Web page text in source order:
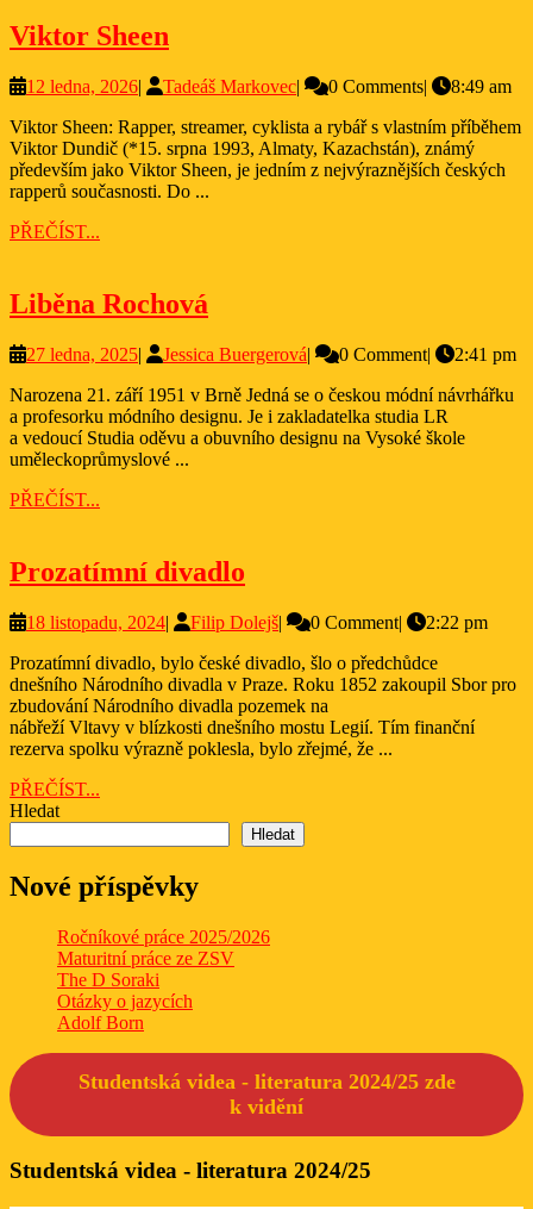
Viktor Sheen
12 ledna, 202612
2026
| Tadeáš MarkovecTadeáš
| 0 Comments|
8:49 am
Viktor Sheen: Rapper, streamer, cyklista a rybář s vlastním příběhem
Viktor Dundič (*15. srpna 1993, Almaty, Kazachstán), známý
především jako Viktor Sheen, je jedním z nejvýraznějších českých
rapperů současnosti. Do ...
PŘEČÍST...
Liběna Rochová
27 ledna, 202527
2025
| Jessica BuergerováJessica
| 0 Comment|
2:41 pm
Narozena 21. září 1951 v Brně Jedná se o českou módní návrhářku
a profesorku módního designu. Je i zakladatelka studia LR
a vedoucí Studia oděvu a obuvního designu na Vysoké škole
uměleckoprůmyslové ...
PŘEČÍST...
Prozatímní divadlo
18 listopadu, 202418
2024
| Filip DolejšFilip
| 0 Comment|
2:22 pm
Prozatímní divadlo, bylo české divadlo, šlo o předchůdce
dnešního Národního divadla v Praze. Roku 1852 zakoupil Sbor pro
zbudování Národního divadla pozemek na
nábřeží Vltavy v blízkosti dnešního mostu Legií. Tím finanční
rezerva spolku výrazně poklesla, bylo zřejmé, že ...
PŘEČÍST...
Hledat
Hledat
Nové příspěvky
Ročníkové práce 2025/2026
Maturitní práce ze ZSV
The D Soraki
Otázky o jazycích
Adolf Born
Studentská videa - literatura 2024/25 zde
k vidění
Studentská videa - literatura 2024/25